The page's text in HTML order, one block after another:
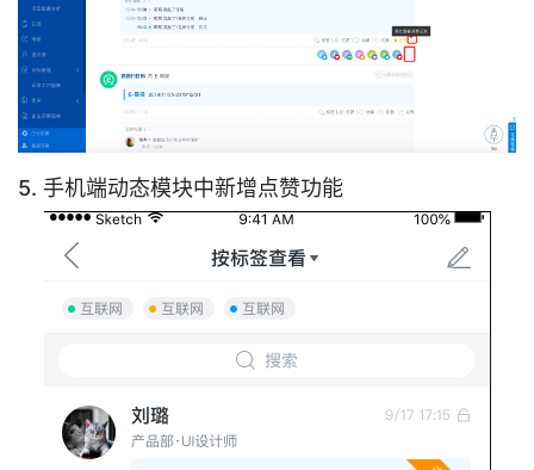
5. 手机端动态模块中新增点赞功能